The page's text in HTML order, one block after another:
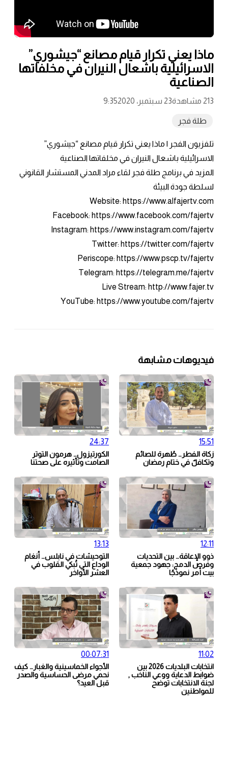
ماذا يعني تكرار قيام مصانع “جيشوري”
الاسرائيلية باشعال النيران في مخلفاتها
الصناعية
213 مشاهدة 23 سبتمبر، 2020 9:35
طلة فجر
تلفزيون الفجر | ماذا يعني تكرار قيام مصانع “جيشوري”
الاسرائيلية باشعال النيران في مخلفاتها الصناعية
المزيد في برنامج طلة فجر لقاء مراد المدني المستشار القانوني
لسلطة جودة البيئة
Website: https://www.alfajertv.com
Facebook: https://www.facebook.com/fajertv
Instagram: https://www.instagram.com/fajertv
Twitter: https://twitter.com/fajertv
Periscope: https://www.pscp.tv/fajertv
Telegram: https://telegram.me/fajertv
Live Stream: http://www.fajer.tv
YouTube: https://www.youtube.com/fajertv
فيديوهات مشابهة
15:51
زكاة الفطر… طُهرة للصائم
وتكافلٌ في ختام رمضان
24:37
الكورتيزول… هرمون التوتر
الصامت وتأثيره على صحتنا
12:11
ذوو الإعاقة… بين التحديات
وفرص الدمج: جهود جمعية
بيت أمر نموذجًا
13:13
التوحيشات في نابلس… أنغام
الوداع التي تُبكي القلوب في
العشر الأواخر
11:02
انتخابات البلديات 2026 بين
ضوابط الدعاية ووعي الناخب ,
لجنة الانتخابات توضح
للمواطنين
00:07:31
الأجواء الخماسينية والغبار… كيف
نحمي مرضى الحساسية والصدر
قبل العيد؟